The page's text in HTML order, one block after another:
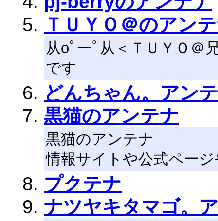
ＴＵＹＯ＠のアン
从oﾟーﾟ从＜ＴＵＹＯ＠
です
どんちゃん。アン
黒猫のアンテナ
黒猫のアンテナ
情報サイトや公式ペー
プクテナ
ナツヤキタマゴ。